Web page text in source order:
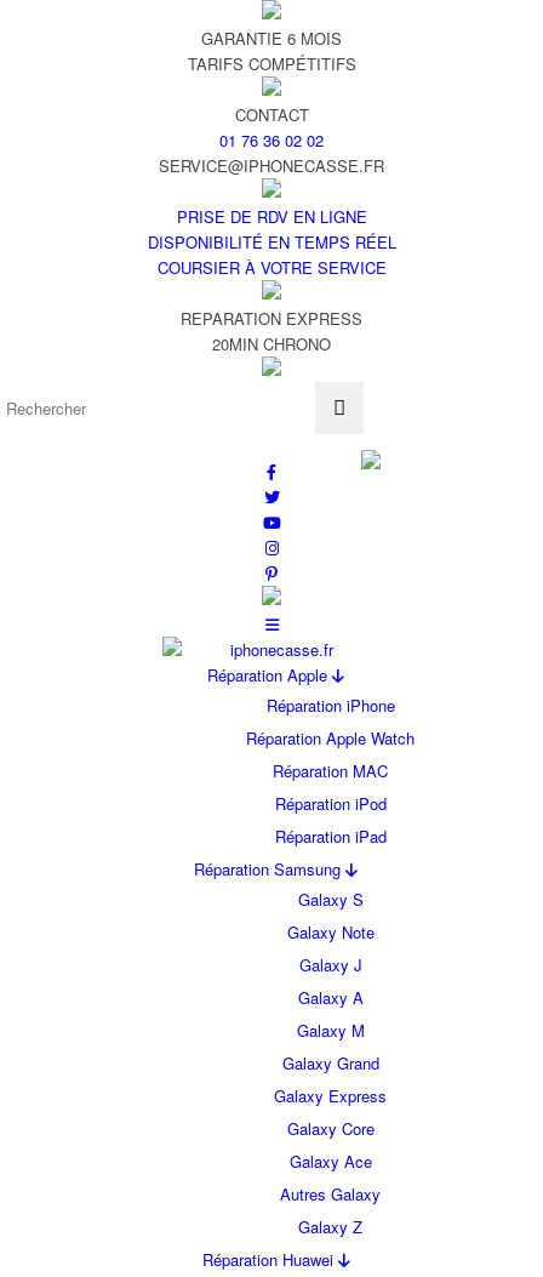
GARANTIE 6 MOIS
TARIFS COMPÉTITIFS
CONTACT
01 76 36 02 02
SERVICE@IPHONECASSE.FR
PRISE DE RDV EN LIGNE
DISPONIBILITÉ EN TEMPS RÉEL
COURSIER À VOTRE SERVICE
REPARATION EXPRESS
20MIN CHRONO
Réparation Apple
Réparation iPhone
Réparation Apple Watch
Réparation MAC
Réparation iPod
Réparation iPad
Réparation Samsung
Galaxy S
Galaxy Note
Galaxy J
Galaxy A
Galaxy M
Galaxy Grand
Galaxy Express
Galaxy Core
Galaxy Ace
Autres Galaxy
Galaxy Z
Réparation Huawei